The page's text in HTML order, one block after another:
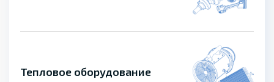
Тепловое оборудование